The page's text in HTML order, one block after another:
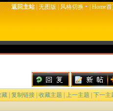
返回主站|无图版|风格切换 |Home
藏 |复制链接 |收藏主题 | 上一主题 |下一主